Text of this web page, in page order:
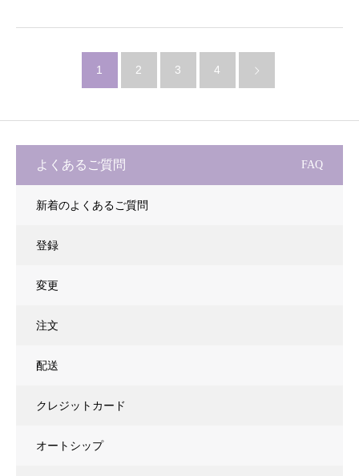
1 2 3 4
よくあるご質問 FAQ
新着のよくあるご質問
登録
変更
注文
配送
クレジットカード
オートシップ